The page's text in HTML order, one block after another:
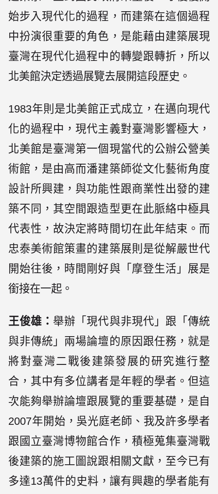
始步入現代化的過程，而建築在這個過程
中扮演很重要的角色，是能藉由建築展現
臺灣在現代化過程中的轉變跟轉折，所以
北美館決定透過展覽去展開這段歷史。
1983年則是北美館正式成立，在邁向現代
化的過程中，現代主義對臺灣影響極大，
北美館是臺灣第一個現當代的公辦公營美
術館，是由高而潘建築師從文化藝術角度
設計所興建，與功能性跟商業性出發的建
築不同，其空間跟造型更在此脈絡中極具
代表性，故決定將時間切在此年結束。而
忠泰美術館策畫的建築展則是從解嚴世代
開始往後，時間剛好與「摩登生活」展是
銜接在一起。
王俊雄： 舉辦「現代與非現代」跟「傳統
與非傳統」兩場論壇的原因跟任務，就是
將對臺灣二戰後建築發展的研究進行整
合，其中有多位講者是年輕的學者。但這
次能夠舉辦論壇跟展覽的重要基礎，是自
2007年開始，吳光庭老師、我及許多學者
跟國立臺灣博物館合作，積極蒐集臺灣戰
後建築的施工圖說跟相關文獻，至今已有
多達13萬件的史料，讓有興趣的學者能有